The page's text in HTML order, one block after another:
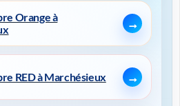
Orange à
RED à Marchésieux